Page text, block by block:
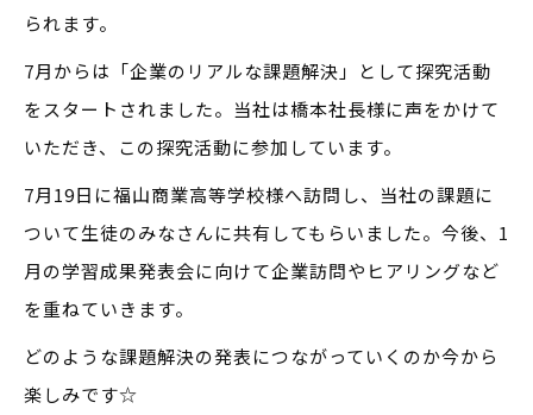
られます。
7月からは「企業のリアルな課題解決」として探究活動
をスタートされました。当社は橋本社長様に声をかけて
いただき、この探究活動に参加しています。
7月19日に福山商業高等学校様へ訪問し、当社の課題に
ついて生徒のみなさんに共有してもらいました。今後、1
月の学習成果発表会に向けて企業訪問やヒアリングなど
を重ねていきます。
どのような課題解決の発表につながっていくのか今から
楽しみです☆